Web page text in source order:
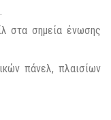
στα σημεία ένωσης
πάνελ, πλαισίων